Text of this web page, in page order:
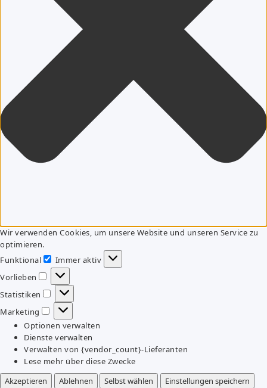
Wir verwenden Cookies, um unsere Website und unseren Service zu
optimieren.
Funktional
Funktional
Immer aktiv
Vorlieben
Vorlieben
Statistiken
Statistiken
Marketing
Marketing
Optionen verwalten
Dienste verwalten
Verwalten von {vendor_count}-Lieferanten
Lese mehr über diese Zwecke
Akzeptieren
Ablehnen Selbst wählen
Einstellungen speichern